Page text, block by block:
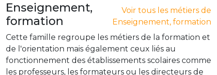
Enseignement,
formation
Voir tous les métiers de
Enseignement, formation
Cette famille regroupe les métiers de la formation et
de l'orientation mais également ceux liés au
fonctionnement des établissements scolaires comme
les professeurs, les formateurs ou les directeurs de